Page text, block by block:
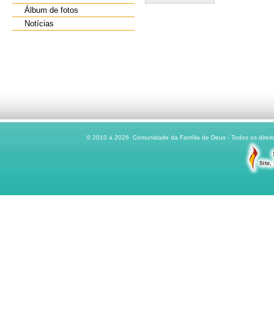
Álbum de fotos
Notícias
© 2010 à 2026 Comunidade da Família de Deus - Todos os